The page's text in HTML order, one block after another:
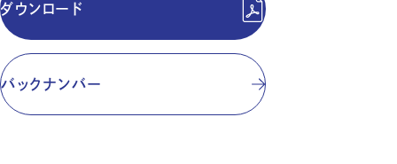
ダウンロード
バックナンバー